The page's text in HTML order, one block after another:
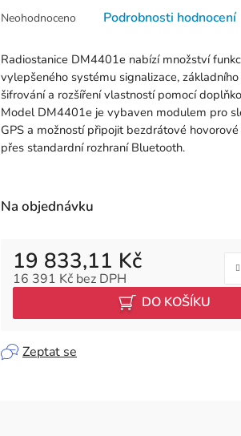
hodnocení
je
0,0
z
5
hvězdiček.
Neohodnoceno Podrobnosti hodnocení
Radiostanice DM4401e nabízí množství
vylepšeného systému signalizace,
šifrování a rozšíření vlastností pomocí
Model DM4401e je vybaven modulem pro
GPS a možností připojit bezdrátové
přes standardní rozhraní Bluetooth.
Na objednávku
19 833,11 Kč
16 391 Kč bez DPH
Měrná cena:
DO KOŠÍKU
Zeptat se